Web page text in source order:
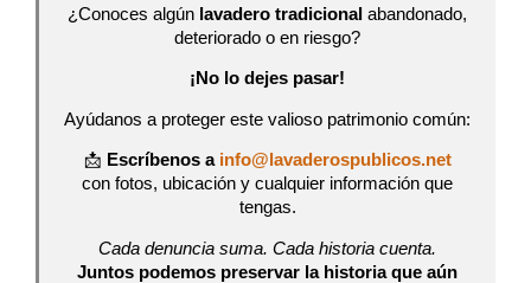
¿Conoces algún lavadero tradicional abandonado,
deteriorado o en riesgo?
¡No lo dejes pasar!
Ayúdanos a proteger este valioso patrimonio común:
📩 Escríbenos a info@lavaderospublicos.net
con fotos, ubicación y cualquier información que
tengas.
Cada denuncia suma. Cada historia cuenta.
Juntos podemos preservar la historia que aún